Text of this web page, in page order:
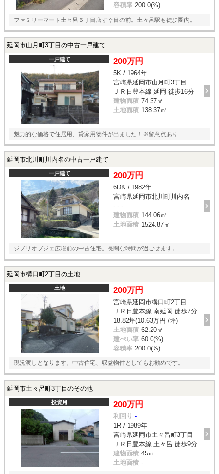
容積率 200.0(%)
ファミリーマート土々呂５丁目店すぐ目の前。土々呂駅も徒歩圏内。
延岡市山月町3丁目の中古一戸建て
一戸建て 200万円
5K / 1964年
宮崎県延岡市山月町3丁目
ＪＲ日豊本線 延岡 徒歩16分
建物面積 74.37㎡
土地面積 138.37㎡
魅力的な価格で住居用、貸家用物件が出ました！※留意点あり
延岡市北川町川内名の中古一戸建て
一戸建て 200万円
6DK / 1982年
宮崎県延岡市北川町川内名
- - -
建物面積 144.06㎡
土地面積 1524.87㎡
ジブリオブジェ広場前の中古住宅。長閑な時間が過ごせます。
延岡市構口町2丁目の土地
土地 200万円
宮崎県延岡市構口町2丁目
ＪＲ日豊本線 南延岡 徒歩7分
18.82坪(10.63万円 /坪)
土地面積 62.20㎡
建ぺい率 60.0(%)
容積率 200.0(%)
現況渡しとなります。中古住宅、収益物件としてもお勧めです。
延岡市土々呂町3丁目のその他
投資用 200万円
利回り -
1R / 1989年
宮崎県延岡市土々呂町3丁目
ＪＲ日豊本線 土々呂 徒歩9分
建物面積 45㎡
土地面積 -